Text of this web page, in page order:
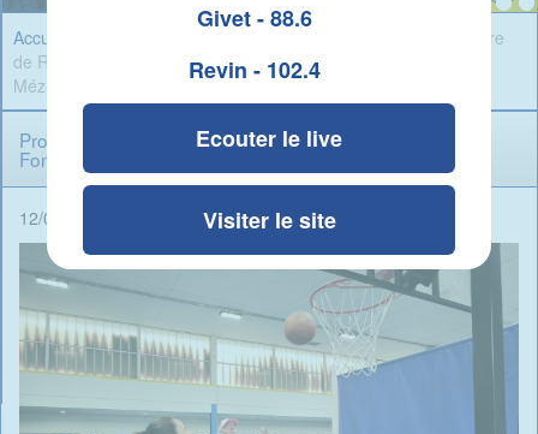
Givet - 88.6
Revin - 102.4
Ecouter le live
Visiter le site
Accueil
» Promotion du sport adapté au Centre
de Réadaptation Fonctionnelle pour Adultes de Charleville-
Mézières
Promotion du sport adapté au Centre de Réadaptation
Fonctionnelle pour Adultes de Charleville-Mézières
12/06/2025 - 08:38 - Rédigé par Candide Blomme